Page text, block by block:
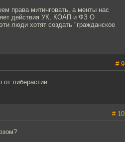
права митинговать, а менты нас
действия УК, КОАП и ФЗ О
люди хотят создать "гражданское
# 9
от либерастии
# 10